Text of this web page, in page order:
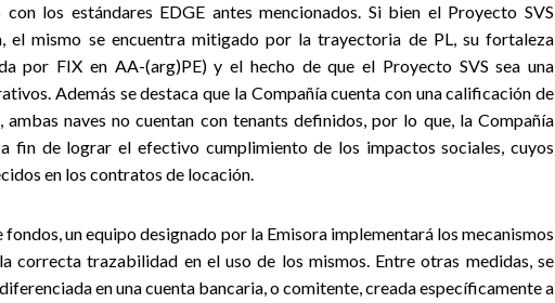
los estándares EDGE antes mencionados. Si bien el Proyecto SVS
el mismo se encuentra mitigado por la trayectoria de PL, su fortaleza
por FIX en AA-(arg)PE) y el hecho de que el Proyecto SVS sea una
Además se destaca que la Compañía cuenta con una calificación de
ambas naves no cuentan con tenants definidos, por lo que, la Compañía
fin de lograr el efectivo cumplimiento de los impactos sociales, cuyos
en los contratos de locación.
un equipo designado por la Emisora implementará los mecanismos
correcta trazabilidad en el uso de los mismos. Entre otras medidas, se
en una cuenta bancaria, o comitente, creada específicamente a